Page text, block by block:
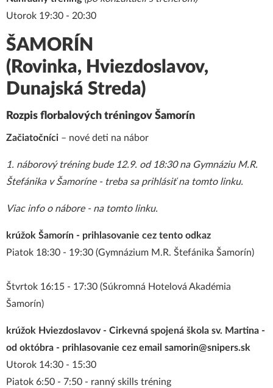
Utorok 19:30 - 20:30
ŠAMORÍN
(Rovinka, Hviezdoslavov,
Dunajská Streda)
Rozpis florbalových tréningov Šamorín
Začiatočníci – nové deti na nábor
1. náborový tréning bude 12.9. od 18:30 na Gymnáziu M.R.
Štefánika v Šamoríne - treba sa prihlásiť na tomto linku.
Viac info o nábore - na tomto linku.
krúžok Šamorín - prihlasovanie cez tento odkaz
Piatok 18:30 - 19:30 (Gymnázium M.R. Štefánika Šamorín)
Štvrtok 16:15 - 17:30 (Súkromná Hotelová Akadémia
Šamorín)
krúžok Hviezdoslavov - Cirkevná spojená škola sv. Martina -
od októbra - prihlasovanie cez email samorin@snipers.sk
Utorok 14:30 - 15:30
Piatok 6:50 - 7:50 - ranný skills tréning